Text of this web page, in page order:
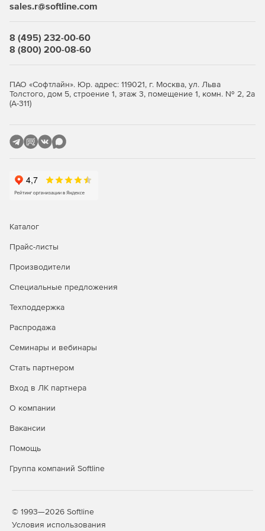
SQL-инъекции.
Cross Site Request Forgery.
ответах веб-сервера.
Совпадение с моделью.
Обнаружение аномалий внутри вложенных данных,
Обнаружение bruteforce-атак.
и ответов веб-сервера.
приложений из единой консоли.
Графическое отображение и редактирование правил
принятия решений.
Вывод обобщенной статистики в режиме реального
Агрегирование и приоритизация данных о событиях
ИБ.
sales.r@softline.com
8 (495) 232-00-60
8 (800) 200-08-60
ПАО «Софтлайн». Юр. адрес: 119021, г. Москва, ул. Льва
Толстого, дом 5, строение 1, этаж 3, помещение 1, комн. № 2, 2а
(А-311)
Каталог
Прайс-листы
Производители
Специальные предложения
Техподдержка
Распродажа
Семинары и вебинары
Стать партнером
Вход в ЛК партнера
О компании
Вакансии
Помощь
Группа компаний Softline
© 1993—2026 Softline
Условия использования